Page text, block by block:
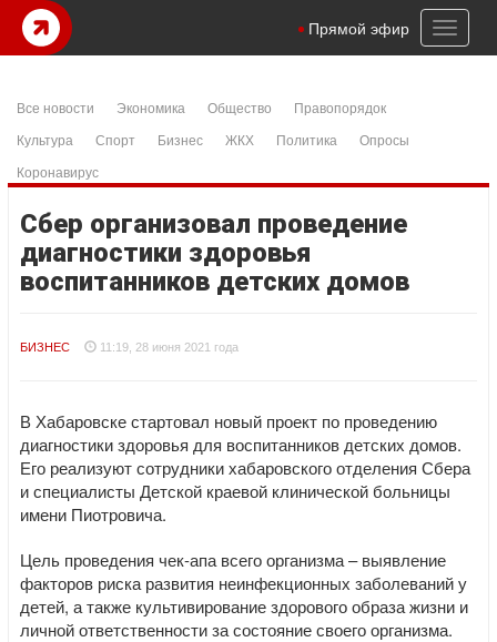
Toggle
Прямой эфир
Все новости Экономика Общество
Правопорядок
Культура
Спорт Бизнес ЖКХ Политика
Опросы
Коронавирус
Сбер организовал проведение
диагностики здоровья
воспитанников детских домов
БИЗНЕС 11:19, 28 июня 2021 года
В Хабаровске стартовал новый проект по проведению
диагностики здоровья для воспитанников детских домов.
Его реализуют сотрудники хабаровского отделения Сбера
и специалисты Детской краевой клинической больницы
имени Пиотровича.
Цель проведения чек-апа всего организма – выявление
факторов риска развития неинфекционных заболеваний у
детей, а также культивирование здорового образа жизни и
личной ответственности за состояние своего организма.